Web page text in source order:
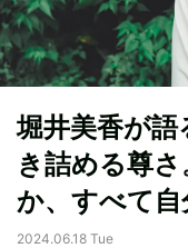
堀井美香が
き詰める尊
か、すべて自
2024.06.18 Tue